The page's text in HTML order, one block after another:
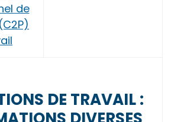
de
DE TRAVAIL :